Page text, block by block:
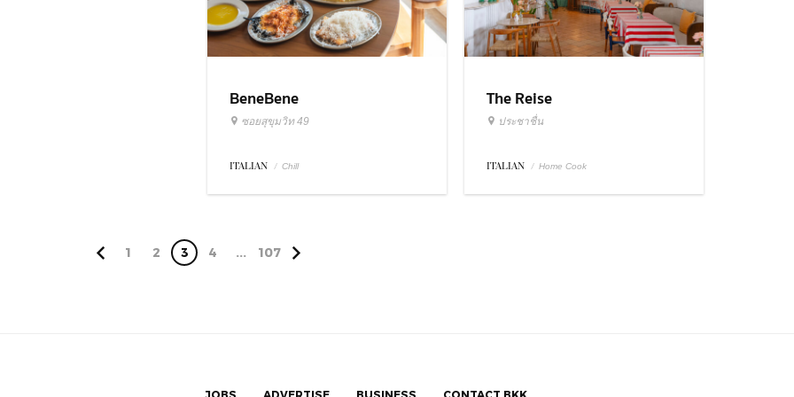
BeneBene
ซอยสุขุมวิท 49
ITALIAN / Chill
The Reise
ประชาชื่น
ITALIAN / Home Cook
1 2 3 4 ... 107
JOBS ADVERTISE BUSINESS CONTACT BKK.